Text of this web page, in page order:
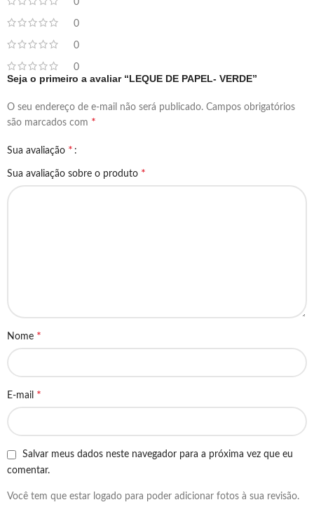
0
0
0
0
Seja o primeiro a avaliar “LEQUE DE PAPEL- VERDE”
O seu endereço de e-mail não será publicado. Campos obrigatórios
são marcados com *
Sua avaliação *
Sua avaliação sobre o produto *
Nome *
E-mail *
Salvar meus dados neste navegador para a próxima vez que eu
comentar.
Você tem que estar logado para poder adicionar fotos à sua revisão.